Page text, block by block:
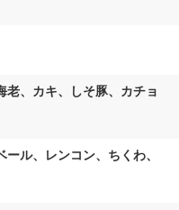
老、カキ、しそ豚、カチョ
ル、レンコン、ちくわ、